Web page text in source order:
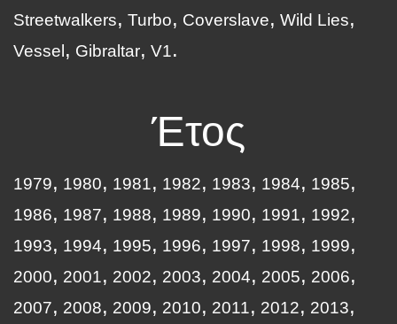
Streetwalkers
Turbo Coverslave
Wild Lies
Vessel
Gibraltar V1
Έτος
1979 1980 1981 1982 1983 1984
1985
1986
1987 1988 1989 1990 1991
1992
1993
1994 1995 1996 1997 1998
1999
2000
2001 2002 2003 2004 2005
2006
2007
2008 2009 2010 2011 2012
2013